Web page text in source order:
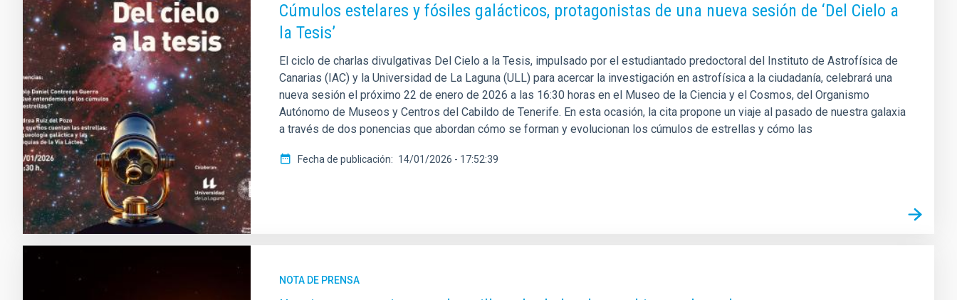
Cúmulos estelares y fósiles galácticos, protagonistas de una nueva sesión de ‘Del Cielo a
la Tesis’
El ciclo de charlas divulgativas Del Cielo a la Tesis, impulsado por el estudiantado predoctoral del Instituto de Astrofísica de
Canarias (IAC) y la Universidad de La Laguna (ULL) para acercar la investigación en astrofísica a la ciudadanía, celebrará una
nueva sesión el próximo 22 de enero de 2026 a las 16:30 horas en el Museo de la Ciencia y el Cosmos, del Organismo
Autónomo de Museos y Centros del Cabildo de Tenerife. En esta ocasión, la cita propone un viaje al pasado de nuestra galaxia
a través de dos ponencias que abordan cómo se forman y evolucionan los cúmulos de estrellas y cómo las
Fecha de publicación 14/01/2026 - 17:52:39
NOTA DE PRENSA